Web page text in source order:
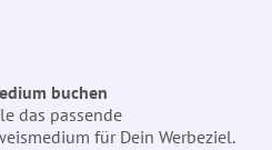
buchen
das passende
für Dein Werbeziel.